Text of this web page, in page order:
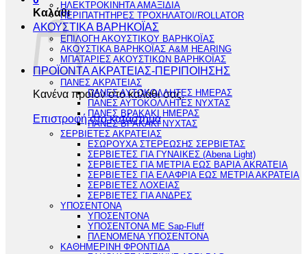
Καλάθι
Κανένα προϊόν στο καλάθι σας.
Επιστροφή στο κατάστημα
ΗΛΕΚΤΡΟΚΙΝΗΤΑ ΑΜΑΞΙΔΙΑ
ΠΕΡΙΠΑΤΗΤΗΡΕΣ ΤΡΟΧΗΛΑΤΟΙ/ROLLATOR
ΑΚΟΥΣΤΙΚΑ ΒΑΡΗΚΟΪΑΣ
ΕΠΙΛΟΓΗ ΑΚΟΥΣΤΙΚΟΥ ΒΑΡΗΚΟΪΑΣ
ΑΚΟΥΣΤΙΚΑ ΒΑΡΗΚΟΪΑΣ A&M HEARING
ΜΠΑΤΑΡΙΕΣ ΑΚΟΥΣΤΙΚΩΝ ΒΑΡΗΚΟΪΑΣ
ΠΡΟΪΟΝΤΑ ΑΚΡΑΤΕΙΑΣ-ΠΕΡΙΠΟΙΗΣΗΣ
ΠΑΝΕΣ ΑΚΡΑΤΕΙΑΣ
ΠΑΝΕΣ ΑΥΤΟΚΟΛΛΗΤΕΣ ΗΜΕΡΑΣ
ΠΑΝΕΣ ΑΥΤΟΚΟΛΛΗΤΕΣ ΝΥΧΤΑΣ
ΠΑΝΕΣ ΒΡΑΚΑΚΙ ΗΜΕΡΑΣ
ΠΑΝΕΣ ΒΡΑΚΑΚΙ ΝΥΧΤΑΣ
ΣΕΡΒΙΕΤΕΣ ΑΚΡΑΤΕΙΑΣ
ΕΣΩΡΟΥΧΑ ΣΤΕΡΕΩΣΗΣ ΣΕΡΒΙΕΤΑΣ
ΣΕΡΒΙΕΤΕΣ ΓΙΑ ΓΥΝΑΙΚΕΣ (Abena Light)
ΣΕΡΒΙΕΤΕΣ ΓΙΑ ΜΕΤΡΙΑ ΕΩΣ ΒΑΡΙΑ AKRATEIA
ΣΕΡΒΙΕΤΕΣ ΓΙΑ ΕΛΑΦΡΙΑ ΕΩΣ ΜΕΤΡΙΑ ΑΚΡΑΤΕΙΑ
ΣΕΡΒΙΕΤΕΣ ΛΟΧΕΙΑΣ
ΣΕΡΒΙΕΤΕΣ ΓΙΑ ΑΝΔΡΕΣ
ΥΠΟΣΕΝΤΟΝΑ
ΥΠΟΣΕΝΤΟΝΑ
ΥΠΟΣΕΝΤΟΝΑ ΜΕ Sap-Fluff
ΠΛΕΝΟΜΕΝΑ ΥΠΟΣΕΝΤΟΝΑ
ΚΑΘΗΜΕΡΙΝΗ ΦΡΟΝΤΙΔΑ